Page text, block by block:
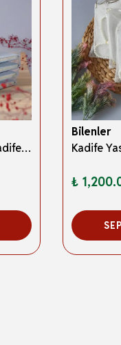
Kutulu 128 Sayfa Kadife Yasin ve İnci Tesbih Seti Mavi 5 Adet
Bilenler
₺